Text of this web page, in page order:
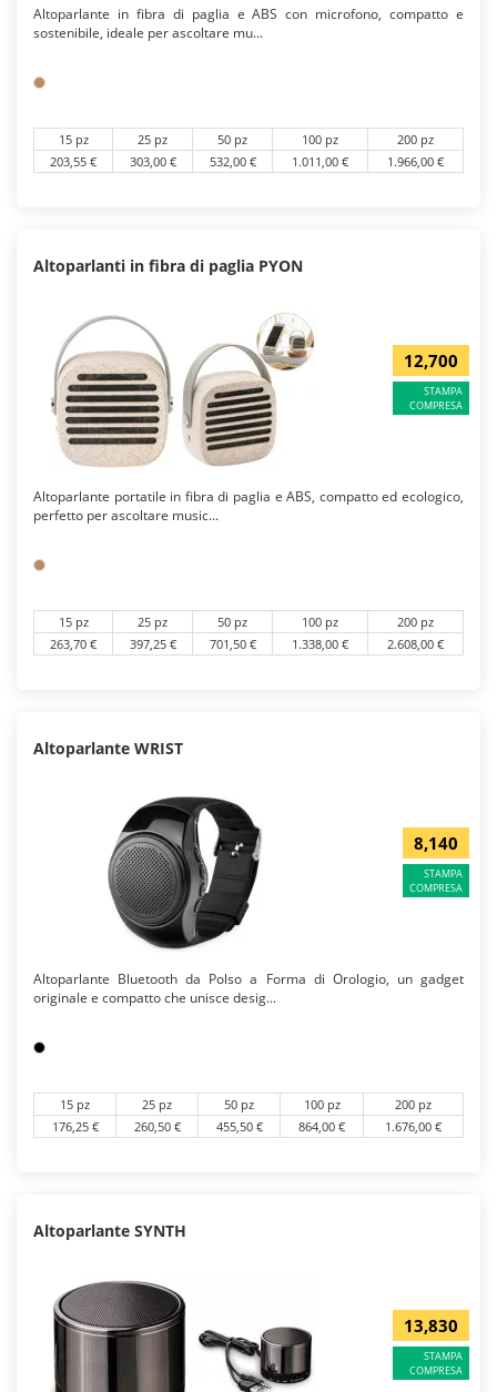
Altoparlante in fibra di paglia e ABS con microfono, compatto e
sostenibile, ideale per ascoltare mu...
15 pz 25 pz 50 pz 100 pz
200 pz
203,55 €
303,00 € 532,00 € 1.011,00 € 1.966,00 €
Altoparlanti in fibra di paglia PYON
12,700
STAMPA
COMPRESA
Altoparlante portatile in fibra di paglia e ABS, compatto ed ecologico,
perfetto per ascoltare music...
15 pz 25 pz 50 pz 100 pz
200 pz
263,70 €
397,25 € 701,50 € 1.338,00 € 2.608,00 €
Altoparlante WRIST
8,140
STAMPA
COMPRESA
Altoparlante Bluetooth da Polso a Forma di Orologio, un gadget
originale e compatto che unisce desig...
15 pz 25 pz 50 pz 100 pz
200 pz
176,25 €
260,50 € 455,50 € 864,00 € 1.676,00 €
Altoparlante SYNTH
13,830
STAMPA
COMPRESA